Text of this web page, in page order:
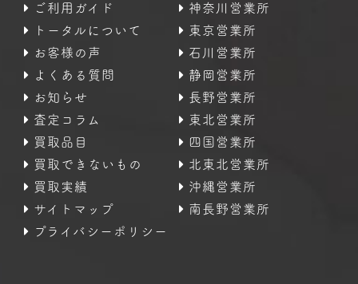
ご利用ガイド
トータルについて
お客様の声
よくある質問
お知らせ
査定コラム
買取品目
買取できないもの
買取実績
サイトマップ
プライバシーポリシー
神奈川営業所
東京営業所
石川営業所
静岡営業所
長野営業所
東北営業所
四国営業所
北東北営業所
沖縄営業所
南長野営業所